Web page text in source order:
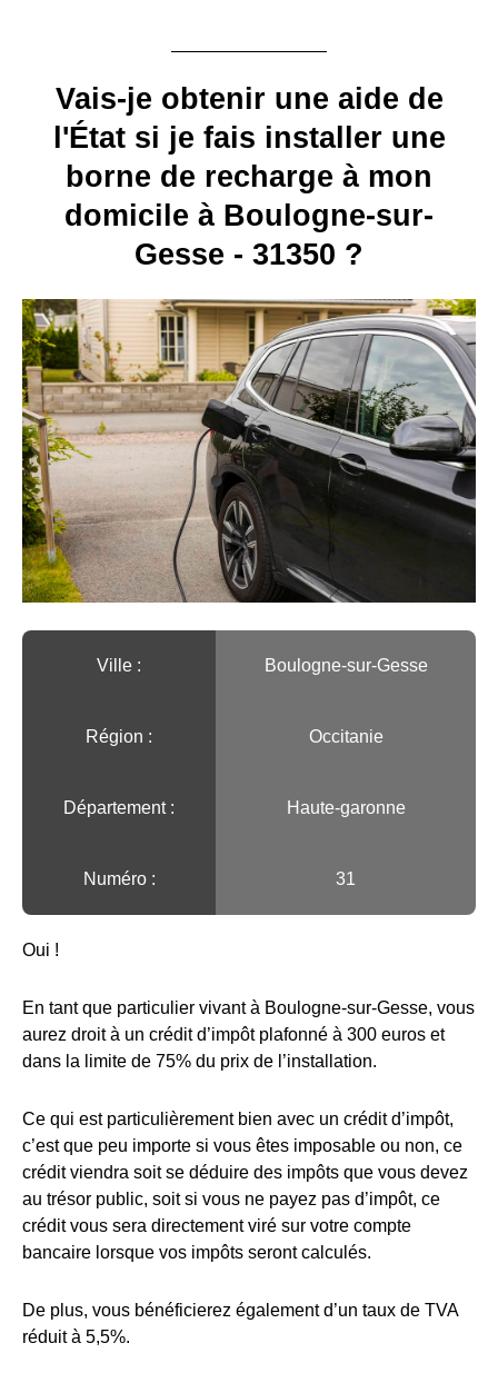
Vais-je obtenir une aide de
l'État si je fais installer une
borne de recharge à mon
domicile à Boulogne-sur-
Gesse - 31350 ?
Ville :️ Boulogne-sur-Gesse
Région :️ Occitanie
Département : Haute-garonne
Numéro : 31
Oui !
En tant que particulier vivant à Boulogne-sur-Gesse, vous
aurez droit à un crédit d’impôt plafonné à 300 euros et
dans la limite de 75% du prix de l’installation.
Ce qui est particulièrement bien avec un crédit d’impôt,
c’est que peu importe si vous êtes imposable ou non, ce
crédit viendra soit se déduire des impôts que vous devez
au trésor public, soit si vous ne payez pas d’impôt, ce
crédit vous sera directement viré sur votre compte
bancaire lorsque vos impôts seront calculés.
De plus, vous bénéficierez également d’un taux de TVA
réduit à 5,5%.